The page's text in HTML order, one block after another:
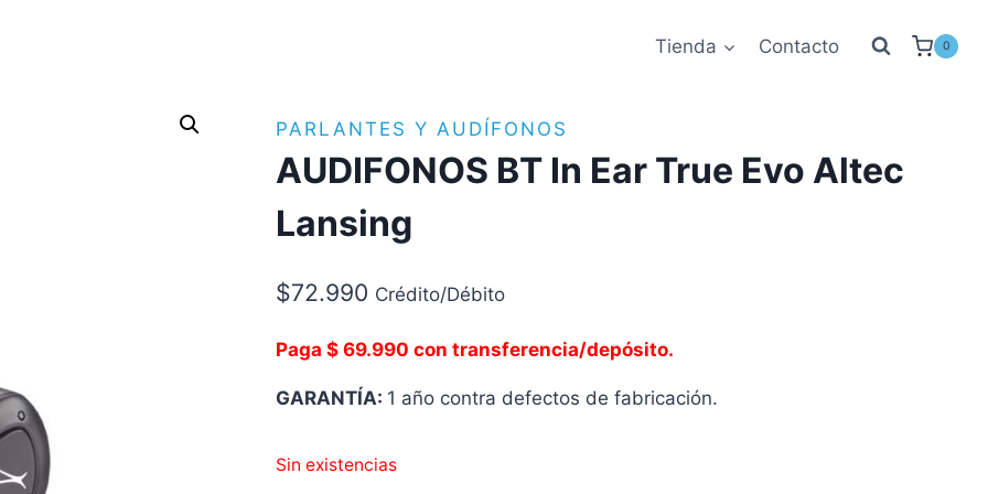
Tienda Contacto 0
PARLANTES Y AUDÍFONOS
AUDIFONOS BT In Ear True Evo Altec
Lansing
$72.990 Crédito/Débito
Paga $ 69.990 con transferencia/depósito.
GARANTÍA: 1 año contra defectos de fabricación.
Sin existencias